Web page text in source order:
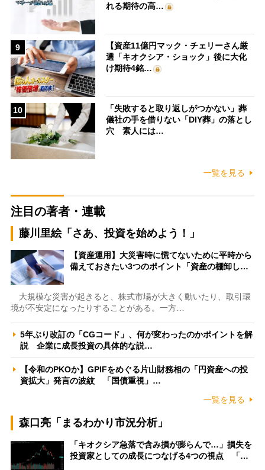
れる期待の高…
9
【資産11億円マック・チェリーさん厳
選「キオクシア・ショック」後に大化
け期待4銘…
10
「失敗すると取り返しがつかない」葬
儀社の手を借りない「DIY葬」の落とし
穴 素人には…
一覧を見る
注目の著者・連載
藤川里絵「さあ、投資を始めよう！」
【資産運用】大災害時に慌てないために平時から
備えておきたい3つのポイント「資産の棚卸し…
大規模な災害が起きると、株式市場が大きく動いたり、取引環
境が不安定になったりすることがある。一方…
5年ぶり改訂の「CGコード」、何が変わったのかポイントを解
説 企業に成長投資の具体的な説…
【令和のPKOか】GPIFをめぐる片山財務相の「円資産への投
資拡大」発言の波紋 「国債重視」…
一覧を見る
森口亮「まるわかり市況分析」
「キオクシア急落で含み損が膨らんで…」損失を
投資家としての成長につなげる4つの視点 「…